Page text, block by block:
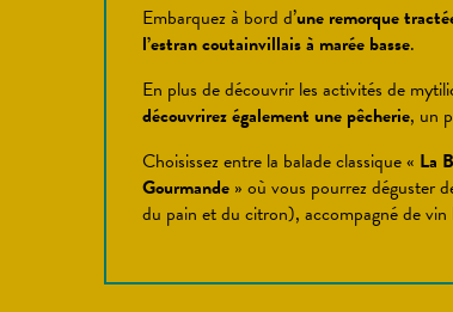
Embarquez à bord d’une remorque
l’estran coutainvillais à marée basse.
En plus de découvrir les activités de
découvrirez également une pêcherie, un
Choisissez entre la balade classique « La
Gourmande » où vous pourrez déguster
du pain et du citron), accompagné de